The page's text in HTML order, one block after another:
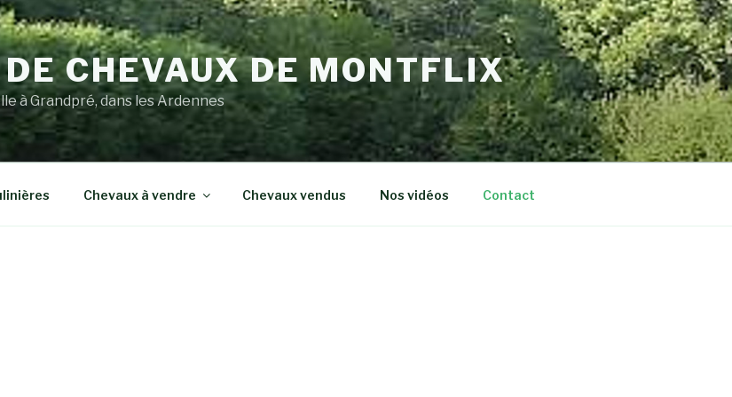
CHEVAUX DE MONTFLIX
à Grandpré, dans les Ardennes
Chevaux à vendre Chevaux vendus Nos vidéos Contact